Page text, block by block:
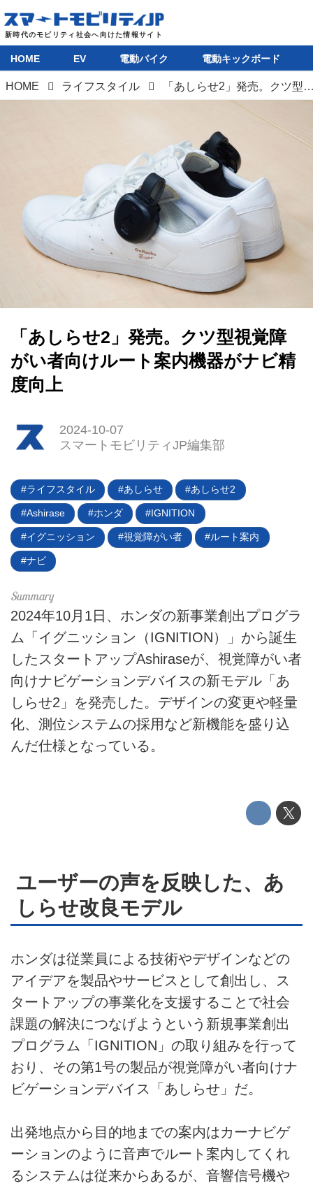
HOME
EV
電動バイク
ライフスタイル
テクノロジー
このメディアについて
運営会社
利用規約
広告掲載について
HOME EV 電動バイク 電動キックボード
HOME ライフスタイル 「あしらせ2」発売。クツ型視覚障がい者向けルート
「あしらせ2」発売。クツ型視覚障
がい者向けルート案内機器がナビ精
度向上
2024-10-07
スマートモビリティJP編集部
ライフスタイル あしらせ あしらせ2
Ashirase ホンダ IGNITION
イグニッション 視覚障がい者 ルート案内
ナビ
2024年10月1日、ホンダの新事業創出プログラ
ム「イグニッション（IGNITION）」から誕生
したスタートアップAshiraseが、視覚障がい者
向けナビゲーションデバイスの新モデル「あ
しらせ2」を発売した。デザインの変更や軽量
化、測位システムの採用など新機能を盛り込
んだ仕様となっている。
ユーザーの声を反映した、あ
しらせ改良モデル
ホンダは従業員による技術やデザインなどの
アイデアを製品やサービスとして創出し、ス
タートアップの事業化を支援することで社会
課題の解決につなげようという新規事業創出
プログラム「IGNITION」の取り組みを行って
おり、その第1号の製品が視覚障がい者向けナ
ビゲーションデバイス「あしらせ」だ。
出発地点から目的地までの案内はカーナビゲ
ーションのように音声でルート案内してくれ
るシステムは従来からあるが、音響信号機や